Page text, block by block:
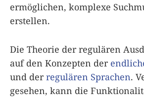
ermöglichen, komplexe
erstellen.
Die Theorie der regulären
auf den Konzepten der
und derregulären Sprachen.
gesehen, kann die